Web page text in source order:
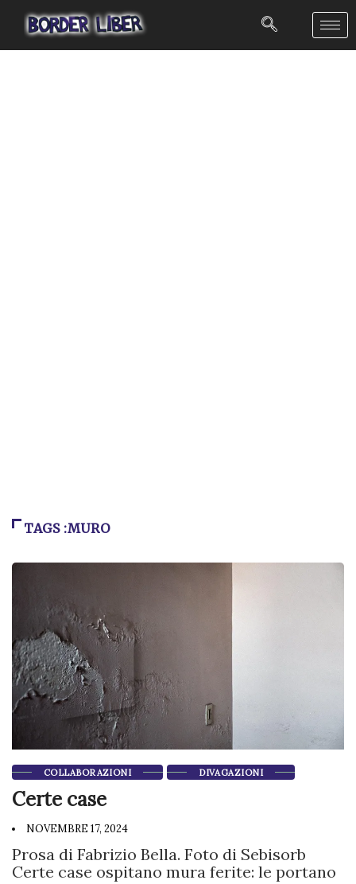
TAGS :MURO
COLLABORAZIONI DIVAGAZIONI
Certe case
NOVEMBRE 17, 2024
Prosa di Fabrizio Bella. Foto di Sebisorb
Certe case ospitano mura ferite: le portano